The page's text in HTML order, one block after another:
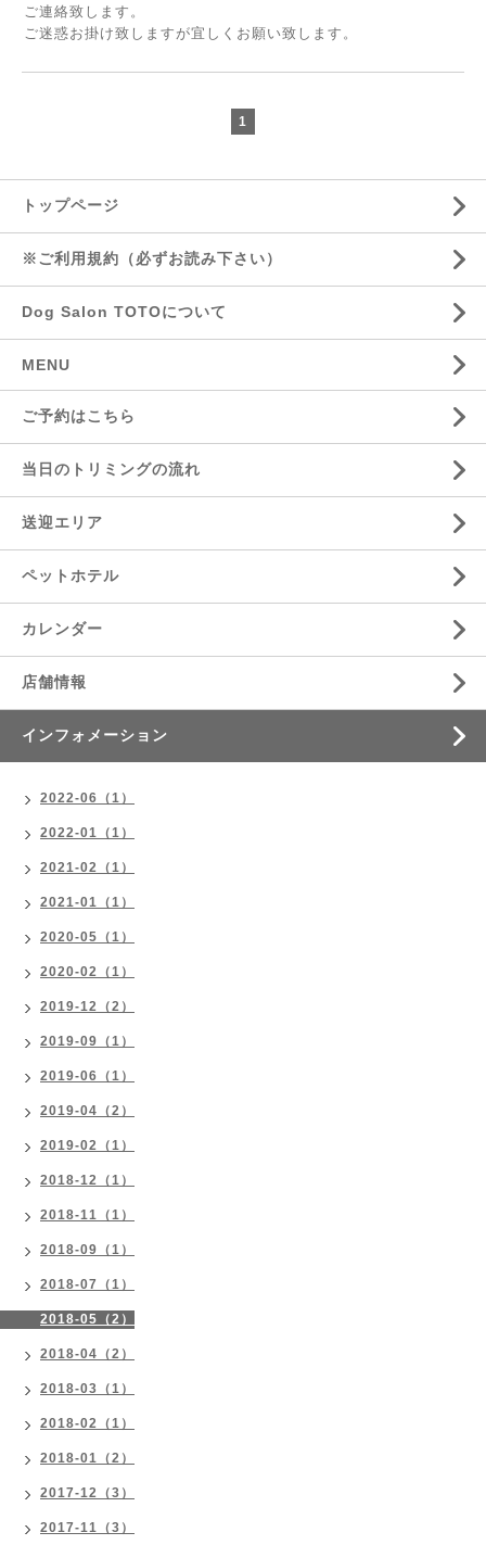
ご連絡致します。
ご迷惑お掛け致しますが宜しくお願い致します。
1
トップページ
※ご利用規約（必ずお読み下さい）
Dog Salon TOTOについて
MENU
ご予約はこちら
当日のトリミングの流れ
送迎エリア
ペットホテル
カレンダー
店舗情報
インフォメーション
2022-06（1）
2022-01（1）
2021-02（1）
2021-01（1）
2020-05（1）
2020-02（1）
2019-12（2）
2019-09（1）
2019-06（1）
2019-04（2）
2019-02（1）
2018-12（1）
2018-11（1）
2018-09（1）
2018-07（1）
2018-05（2）
2018-04（2）
2018-03（1）
2018-02（1）
2018-01（2）
2017-12（3）
2017-11（3）